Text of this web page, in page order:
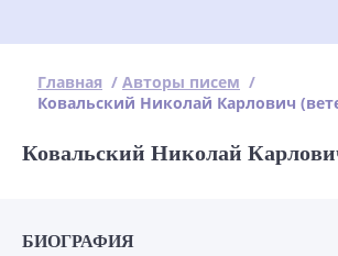
Главная / Авторы писем /
Ковальский Николай Карлович
Ковальский Николай
БИОГРАФИЯ